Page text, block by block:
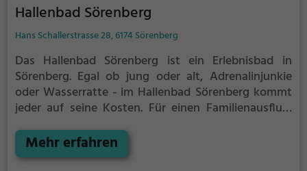
Hallenbad Sörenberg
Hans Schallerstrasse 28, 6174 Sörenberg
Das Hallenbad Sörenberg ist ein Erlebnisbad in
Sörenberg. Egal ob jung oder alt, Adrenalinjunkie
oder Wasserratte - im Hallenbad Sörenberg kommt
jeder auf seine Kosten. Für einen Familienausflug,
ist das Hallenbad Sörenberg genau die richtige
Adresse.
Mehr erfahren